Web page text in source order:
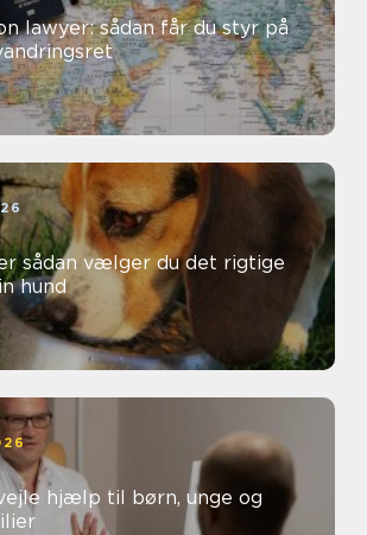
lawyer: sådan får du styr på
hund
unge og